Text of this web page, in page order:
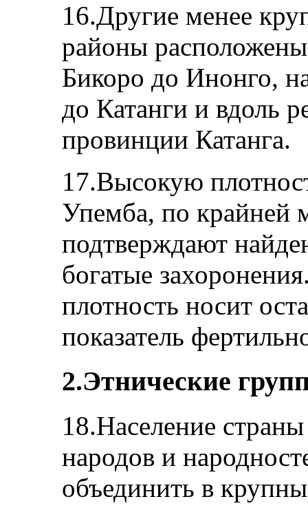
16.Другие менее
районы
Бикоро до Инонго,
до Катанги и вдоль
провинции Катанга.
17.Высокую
Упемба, по крайней
подтверждают
богатые
плотность носит
показатель
2.Этнические
18.Население
народов и
объединить в